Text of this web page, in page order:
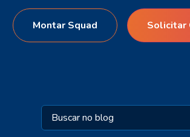
Montar Squad Solicitar